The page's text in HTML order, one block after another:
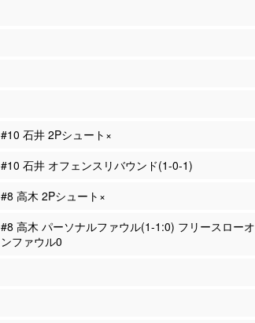
#10 石井 2Pシュート×
#10 石井 オフェンスリバウンド(1-0-1)
#8 高木 2Pシュート×
#8 高木 パーソナルファウル(1-1:0) フリースローオ
ンファウル0